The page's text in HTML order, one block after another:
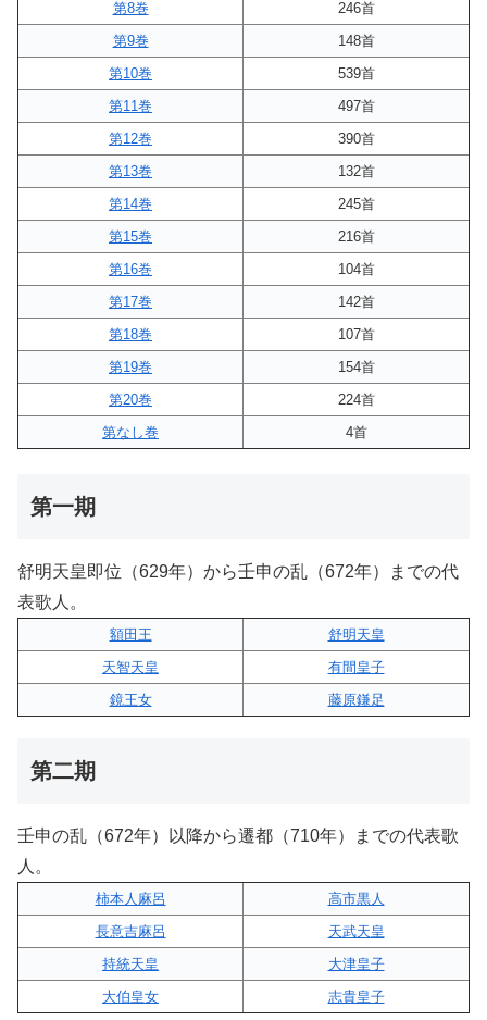
第8巻
246首
第9巻
148首
第10巻
539首
第11巻
497首
第12巻
390首
第13巻
132首
第14巻
245首
第15巻
216首
第16巻
104首
第17巻
142首
第18巻
107首
第19巻
154首
第20巻
224首
第なし巻
4首
第一期
舒明天皇即位（629年）から壬申の乱（672年）までの代
表歌人。
額田王
舒明天皇
天智天皇
有間皇子
鏡王女
藤原鎌足
第二期
壬申の乱（672年）以降から遷都（710年）までの代表歌
人。
柿本人麻呂
高市黒人
長意吉麻呂
天武天皇
持統天皇
大津皇子
大伯皇女
志貴皇子